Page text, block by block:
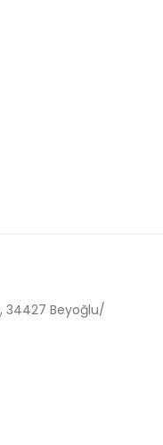
34427 Beyoğlu/